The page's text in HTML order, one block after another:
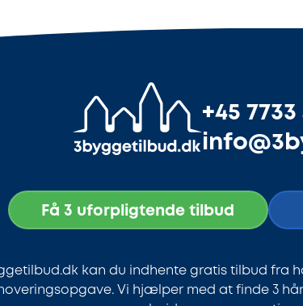
+45
Få 3 uforpligtende tilbud
kan du indhente gratis tilbud fra
Vi hjælper med at finde 3